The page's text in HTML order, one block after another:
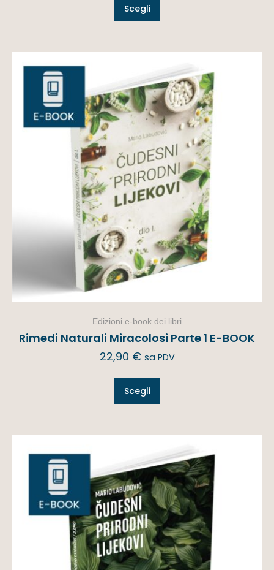
Scegli
Edizioni e-book dei libri
Rimedi Naturali Miracolosi Parte 1 E-BOOK
22,90 € sa PDV
Scegli